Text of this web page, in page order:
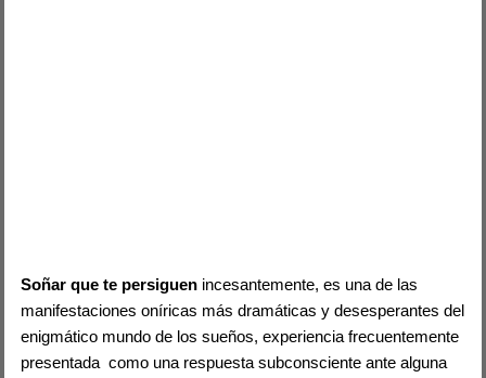
Soñar que te persiguen incesantemente, es una de las
manifestaciones oníricas más dramáticas y desesperantes del
enigmático mundo de los sueños, experiencia frecuentemente
presentada como una respuesta subconsciente ante alguna